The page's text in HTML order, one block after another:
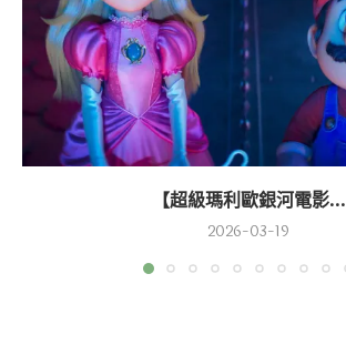
【超級瑪利歐銀河電影...
2026-03-19